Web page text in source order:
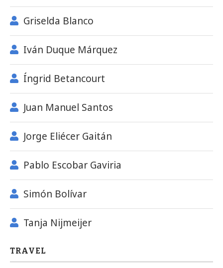
Griselda Blanco
Iván Duque Márquez
Íngrid Betancourt
Juan Manuel Santos
Jorge Eliécer Gaitán
Pablo Escobar Gaviria
Simón Bolívar
Tanja Nijmeijer
TRAVEL